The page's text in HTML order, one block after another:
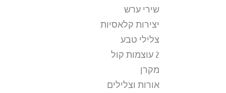
שירי ערש
יצירות קלאסיות
צלילי טבע
2 עוצמות קול
מקרן
אורות וצלילים